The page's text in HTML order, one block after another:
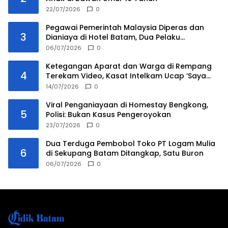
22/07/2026 0
3
Pegawai Pemerintah Malaysia Diperas dan
Dianiaya di Hotel Batam, Dua Pelaku
Ditangkap
06/07/2026 0
4
Ketegangan Aparat dan Warga di Rempang
Terekam Video, Kasat Intelkam Ucap ‘Saya
Tidak Ada Urusan Kau’
14/07/2026 0
5
Viral Penganiayaan di Homestay Bengkong,
Polisi: Bukan Kasus Pengeroyokan
23/07/2026 0
6
Dua Terduga Pembobol Toko PT Logam Mulia
di Sekupang Batam Ditangkap, Satu Buron
06/07/2026 0